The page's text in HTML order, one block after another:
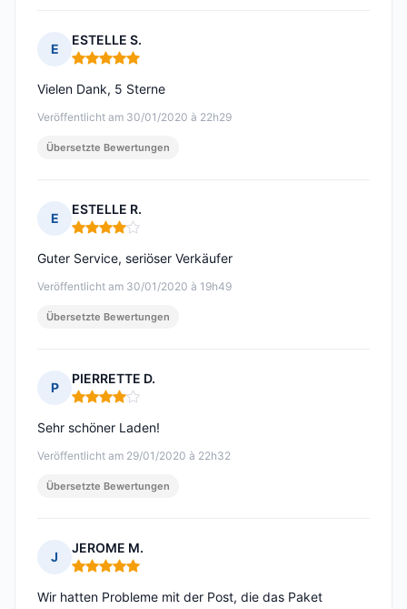
E
ESTELLE S.
Hinweis: 5 von 5
Veröffentlicht am 30/01/2020 à 22h29
Vielen Dank, 5 Sterne
Übersetzte Bewertungen
E
ESTELLE R.
Hinweis: 4 von 5
Veröffentlicht am 30/01/2020 à 19h49
Guter Service, seriöser Verkäufer
Übersetzte Bewertungen
P
PIERRETTE D.
Hinweis: 4 von 5
Veröffentlicht am 29/01/2020 à 22h32
Sehr schöner Laden!
Übersetzte Bewertungen
J
JEROME M.
Hinweis: 5 von 5
Wir hatten Probleme mit der Post, die das Paket